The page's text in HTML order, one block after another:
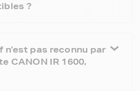
?
n'est pas reconnu par
CANON IR 1600,